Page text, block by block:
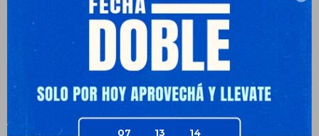
07 13 14
festivales para un tiempo de juego más feliz y saludable con
amigos. Fomenta un estilo de vida activo y social.
Planes de cuotas
Envíos
Medios de pago